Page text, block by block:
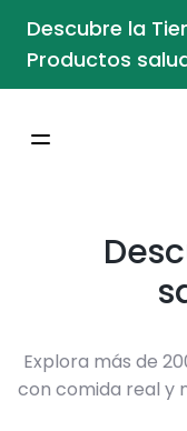
Descubre la
Productos
Explora más de
con comida real y